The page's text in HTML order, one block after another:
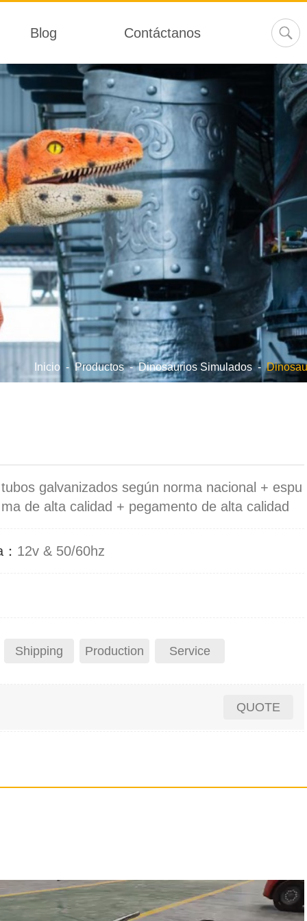
Blog Contáctanos
Inicio - Productos - Dinosaurios Simulados -
tubos galvanizados según norma nacional + espu
ma de alta calidad + pegamento de alta calidad
12v & 50/60hz
Shipping Production Service
QUOTE